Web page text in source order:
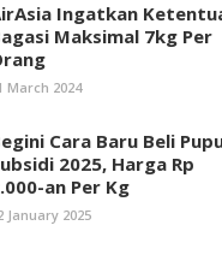
Ingatkan
Maksimal 7kg Per
March 2024
Cara Baru Beli
2025, Harga Rp
an Per Kg
January 2025